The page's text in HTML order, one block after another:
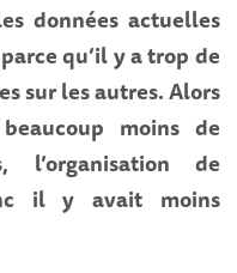
données actuelles
qu’il y a trop de
sur les autres. Alors
moins de
l’organisation de
il y avait moins